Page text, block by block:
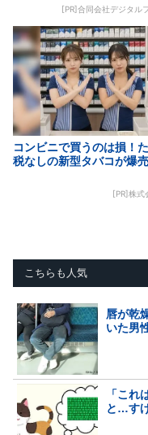
[PR]合同会社デジタル
コンビニで買うのは損！
税なしの新型タバコが爆
[PR]株式
こちらも人気
唇が乾
いた男
「これ
と…す